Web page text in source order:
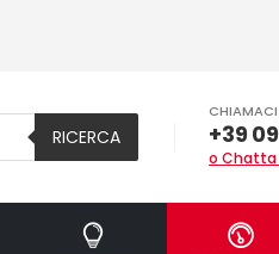
RICERCA +39
o Chatta